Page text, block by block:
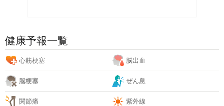
健康予報一覧
心筋梗塞 脳出血
脳梗塞 ぜん息
関節痛 紫外線